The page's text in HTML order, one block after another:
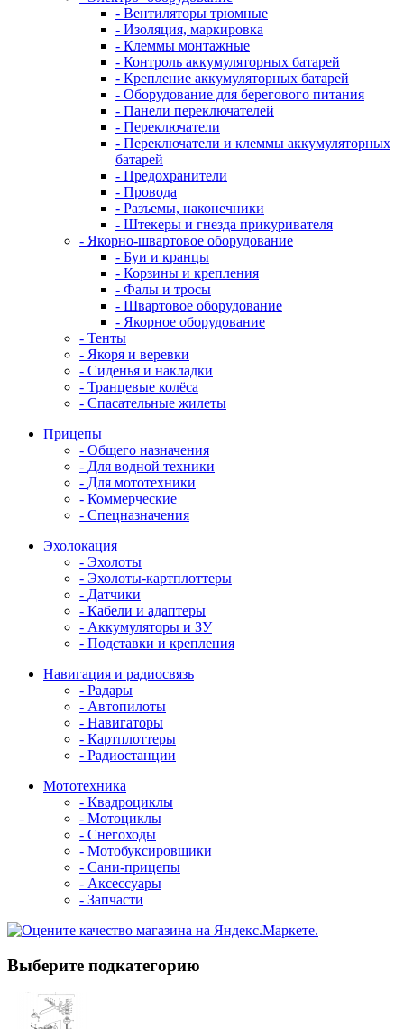
- Вентиляторы трюмные
- Изоляция, маркировка
- Клеммы монтажные
- Контроль аккумуляторных батарей
- Крепление аккумуляторных батарей
- Оборудование для берегового питания
- Панели переключателей
- Переключатели
- Переключатели и клеммы аккумуляторных
батарей
- Предохранители
- Провода
- Разъемы, наконечники
- Штекеры и гнезда прикуривателя
- Якорно-швартовое оборудование
- Буи и кранцы
- Корзины и крепления
- Фалы и тросы
- Швартовое оборудование
- Якорное оборудование
- Тенты
- Якоря и веревки
- Сиденья и накладки
- Транцевые колёса
- Спасательные жилеты
Прицепы
- Общего назначения
- Для водной техники
- Для мототехники
- Коммерческие
- Спецназначения
Эхолокация
- Эхолоты
- Эхолоты-картплоттеры
- Датчики
- Кабели и адаптеры
- Аккумуляторы и ЗУ
- Подставки и крепления
Навигация и радиосвязь
- Радары
- Автопилоты
- Навигаторы
- Картплоттеры
- Радиостанции
Мототехника
- Квадроциклы
- Мотоциклы
- Снегоходы
- Мотобуксировщики
- Сани-прицепы
- Аксессуары
- Запчасти
Выберите подкатегорию